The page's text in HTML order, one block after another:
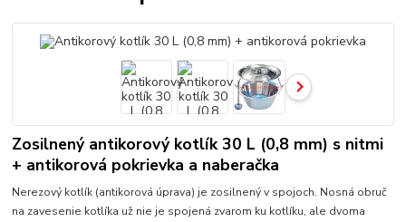
Zosilnený antikorový kotlík 30 L (0,8 mm) s nitmi
+ antikorová pokrievka a naberačka
Nerezový kotlík (antikorová úprava) je zosilnený v spojoch. Nosná obruč
na zavesenie kotlíka už nie je spojená zvarom ku kotlíku, ale dvoma